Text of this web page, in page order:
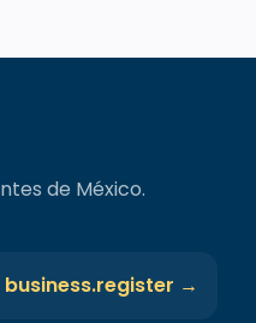
de México.
business.register →